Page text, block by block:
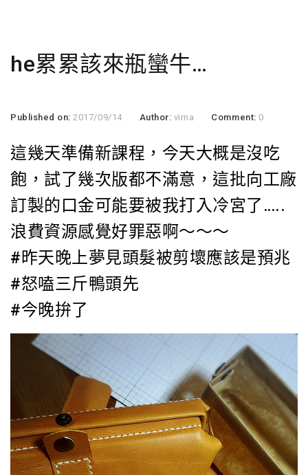
he累累該來瓶蠻牛…
Published on:2017/09/14 Author: virna Comment: 0
這幾天準備新課程，今天大概是沒吃
飽，試了幾次版都不滿意，這批向工廠
訂製的口金可能要被我打入冷宮了…..
浪費資源感覺好罪惡啊～～～
#昨天晚上夢見頭髮被剪壞應該是預兆
#怒嗑三斤鴨頭先
#今晚拚了